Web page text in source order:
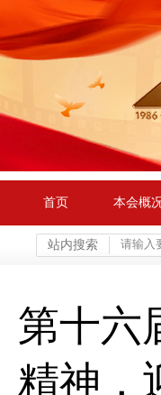
首页 本会概
站内搜索
第十六
精神，